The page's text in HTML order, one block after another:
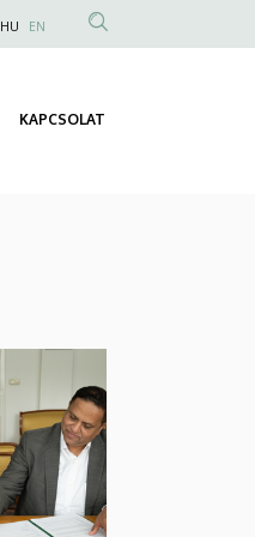
HU EN
KAPCSOLAT